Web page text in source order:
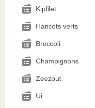
Kipfilet
Haricots verts
Broccoli
Champignons
Zeezout
Ui